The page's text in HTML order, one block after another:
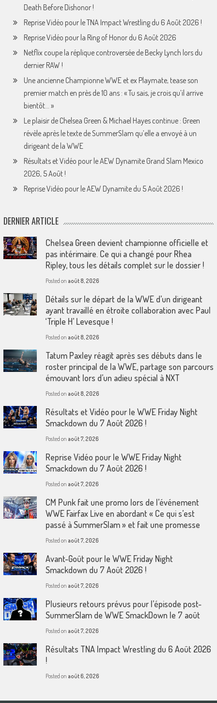
Death Before Dishonor !
Reprise Vidéo pour le TNA Impact Wrestling du 6 Août 2026 !
Reprise Vidéo pour la Ring of Honor du 6 Août 2026
Netflix coupe la réplique controversée de Becky Lynch lors du
dernier RAW !
Une ancienne Championne WWE et ex Playmate, tease son
premier match en près de 10 ans : « Tu sais, je crois qu’il arrive
bientôt… »
Le plaisir de Chelsea Green & Michael Hayes continue : Green
révèle après le texte de SummerSlam qu’elle a envoyé à un
dirigeant de la WWE
Résultats et Vidéo pour le AEW Dynamite Grand Slam Mexico
2026, 5 Août !
Reprise Vidéo pour le AEW Dynamite du 5 Août 2026 !
DERNIER ARTICLE
Chelsea Green devient championne officielle et
pas intérimaire. Ce qui a changé pour Rhea
Ripley, tous les détails complet sur le dossier !
Posted on août 8, 2026
Détails sur le départ de la WWE d’un dirigeant
ayant travaillé en étroite collaboration avec Paul
‘Triple H’ Levesque !
Posted on août 8, 2026
Tatum Paxley réagit après ses débuts dans le
roster principal de la WWE, partage son parcours
émouvant lors d’un adieu spécial à NXT
Posted on août 8, 2026
Résultats et Vidéo pour le WWE Friday Night
Smackdown du 7 Août 2026 !
Posted on août 7, 2026
Reprise Vidéo pour le WWE Friday Night
Smackdown du 7 Août 2026 !
Posted on août 7, 2026
CM Punk fait une promo lors de l’événement
WWE Fairfax Live en abordant « Ce qui s’est
passé à SummerSlam » et fait une promesse
Posted on août 7, 2026
Avant-Goût pour le WWE Friday Night
Smackdown du 7 Août 2026 !
Posted on août 7, 2026
Plusieurs retours prévus pour l’épisode post-
SummerSlam de WWE SmackDown le 7 août
Posted on août 7, 2026
Résultats TNA Impact Wrestling du 6 Août 2026
!
Posted on août 6, 2026